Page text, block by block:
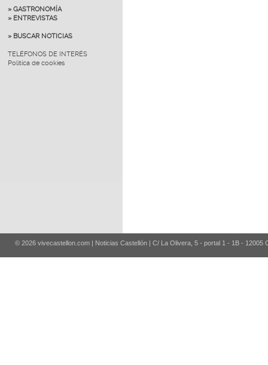
» GASTRONOMÍA
» ENTREVISTAS
» BUSCAR NOTICIAS
TELÉFONOS DE INTERÉS
Política de cookies
© 2026 vivecastellon.com | Noticias Castellón | C/ La Olivera, 5 - portal 1 - 1B - 12005